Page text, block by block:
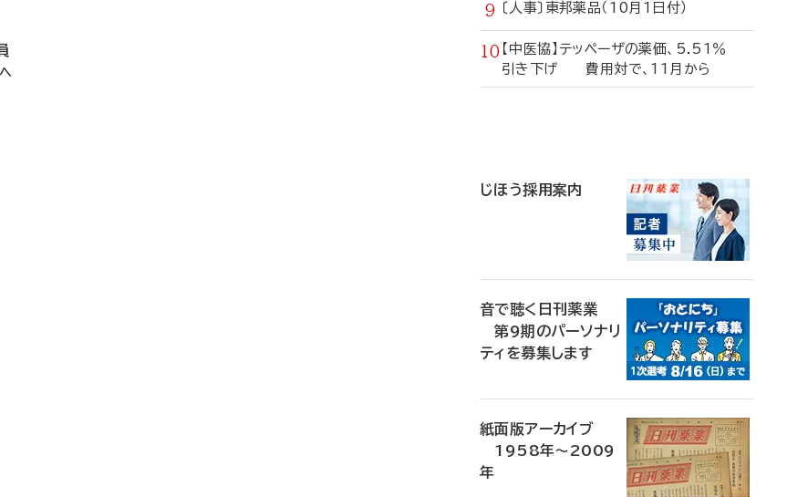
〔人事〕東邦薬品（10月1日付）
【中医協】テッペーザの薬価、5.51％
引き下げ 費用対で、11月から
じほう採用案内
音で聴く日刊薬業
第9期のパーソナリ
ティを募集します
紙面版アーカイブ
1958年～2009
年